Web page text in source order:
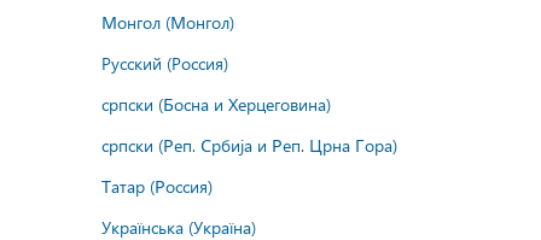
Монгол (Монгол)
Русский (Россия)
српски (Босна и Херцеговина)
српски (Реп. Србија и Реп. Црна Гора)
Татар (Россия)
Українська (Україна)